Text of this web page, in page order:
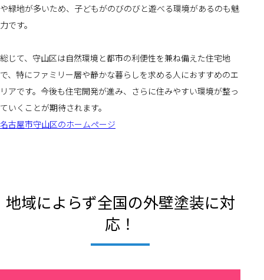
や緑地が多いため、子どもがのびのびと遊べる環境があるのも魅
力です。
総じて、守山区は自然環境と都市の利便性を兼ね備えた住宅地
で、特にファミリー層や静かな暮らしを求める人におすすめのエ
リアです。今後も住宅開発が進み、さらに住みやすい環境が整っ
ていくことが期待されます。
名古屋市守山区のホームページ
地域によらず全国の外壁塗装に対
応！